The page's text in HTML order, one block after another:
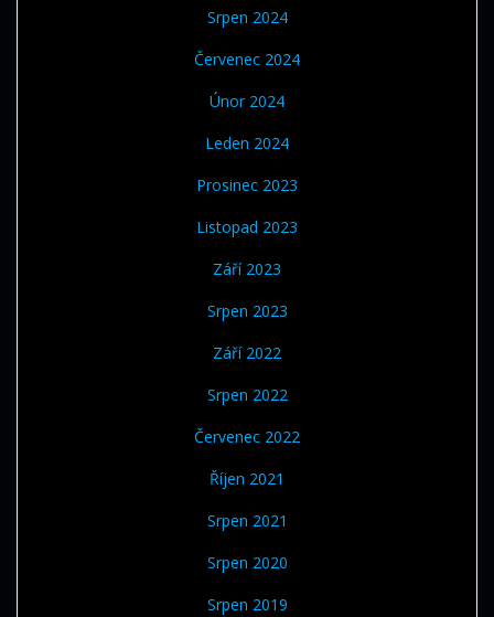
Srpen 2024
Červenec 2024
Únor 2024
Leden 2024
Prosinec 2023
Listopad 2023
Září 2023
Srpen 2023
Září 2022
Srpen 2022
Červenec 2022
Říjen 2021
Srpen 2021
Srpen 2020
Srpen 2019